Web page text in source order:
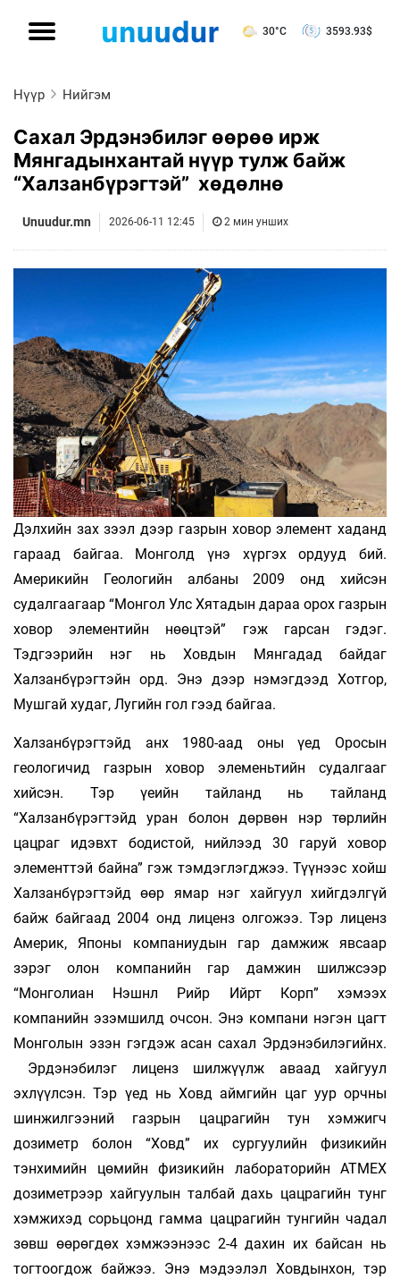
30°C 3593.93$
Нүүр Нийгэм
Сахал Эрдэнэбилэг өөрөө ирж
Мянгадынхантай нүүр тулж байж
“Халзанбүрэгтэй” хөдөлнө
Unuudur.mn 2026-06-11 12:45 2 мин унших
Дэлхийн зах зээл дээр газрын ховор элемент хаданд
гараад байгаа. Монголд үнэ хүргэх ордууд бий.
Америкийн Геологийн албаны 2009 онд хийсэн
судалгаагаар “Монгол Улс Хятадын дараа орох газрын
ховор элементийн нөөцтэй” гэж гарсан гэдэг.
Тэдгээрийн нэг нь Ховдын Мянгадад байдаг
Халзанбүрэгтэйн орд. Энэ дээр нэмэгдээд Хотгор,
Мушгай худаг, Лугийн гол гээд байгаа.
Халзанбүрэгтэйд анх 1980-аад оны үед Оросын
геологичид газрын ховор элеменьтийн судалгааг
хийсэн. Тэр үеийн тайланд нь тайланд
“Халзанбүрэгтэйд уран болон дөрвөн нэр төрлийн
цацраг идэвхт бодистой, нийлээд 30 гаруй ховор
элементтэй байна” гэж тэмдэглэгджээ. Түүнээс хойш
Халзанбүрэгтэйд өөр ямар нэг хайгуул хийгдэлгүй
байж байгаад 2004 онд лиценз олгожээ. Тэр лиценз
Америк, Японы компаниудын гар дамжиж явсаар
зэрэг олон компанийн гар дамжин шилжсээр
“Монголиан Нэшнл Рийр Ийрт Корп” хэмээх
компанийн эзэмшилд очсон. Энэ компани нэгэн цагт
Монголын эзэн гэгдэж асан сахал Эрдэнэбилэгийнх.
Эрдэнэбилэг лиценз шилжүүлж аваад хайгуул
эхлүүлсэн. Тэр үед нь Ховд аймгийн цаг уур орчны
шинжилгээний газрын цацрагийн тун хэмжигч
дозиметр болон “Ховд” их сургуулийн физикийн
тэнхимийн цөмийн физикийн лабораторийн АТМЕХ
дозиметрээр хайгуулын талбай дахь цацрагийн тунг
хэмжихэд сорьцонд гамма цацрагийн тунгийн чадал
зөвш өөрөгдөх хэмжээнээс 2-4 дахин их байсан нь
тогтоогдож байжээ. Энэ мэдээлэл Ховдынхон, тэр